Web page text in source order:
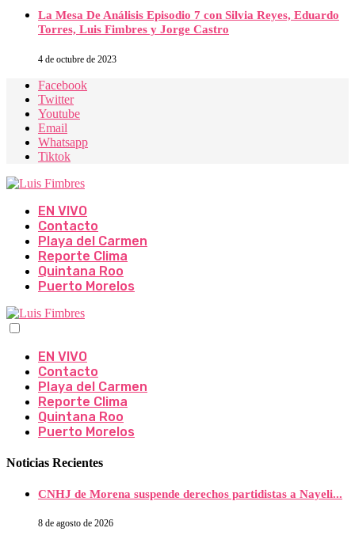
La Mesa De Análisis Episodio 7 con Silvia Reyes, Eduardo
Torres, Luis Fimbres y Jorge Castro
4 de octubre de 2023
Facebook
Twitter
Youtube
Email
Whatsapp
Tiktok
EN VIVO
Contacto
Playa del Carmen
Reporte Clima
Quintana Roo
Puerto Morelos
EN VIVO
Contacto
Playa del Carmen
Reporte Clima
Quintana Roo
Puerto Morelos
Noticias Recientes
CNHJ de Morena suspende derechos partidistas a Nayeli...
8 de agosto de 2026